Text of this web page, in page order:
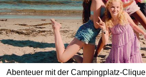
Abenteuer mit der Campingplatz-Clique